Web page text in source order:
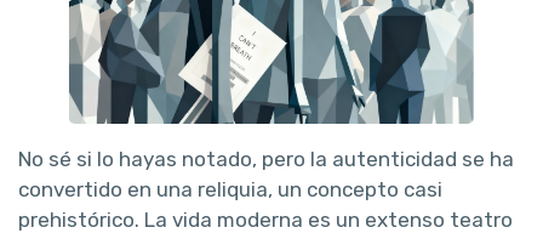
No sé si lo hayas notado, pero la autenticidad se ha
convertido en una reliquia, un concepto casi
prehistórico. La vida moderna es un extenso teatro